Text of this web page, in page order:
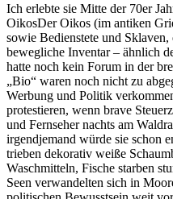
Ich erlebte sie Mitte der 70er
OikosDer Oikos (im antiken
sowie Bedienstete und
bewegliche Inventar – ähnlich
hatte noch kein Forum in der
Bio
waren noch nicht zu
Werbung und Politik
protestieren, wenn brave
und Fernseher nachts am
irgendjemand würde sie schon
trieben dekorativ weiße
Waschmitteln, Fische starben
Seen verwandelten sich in